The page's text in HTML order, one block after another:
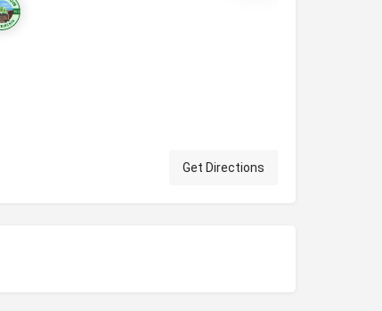
Get Directions